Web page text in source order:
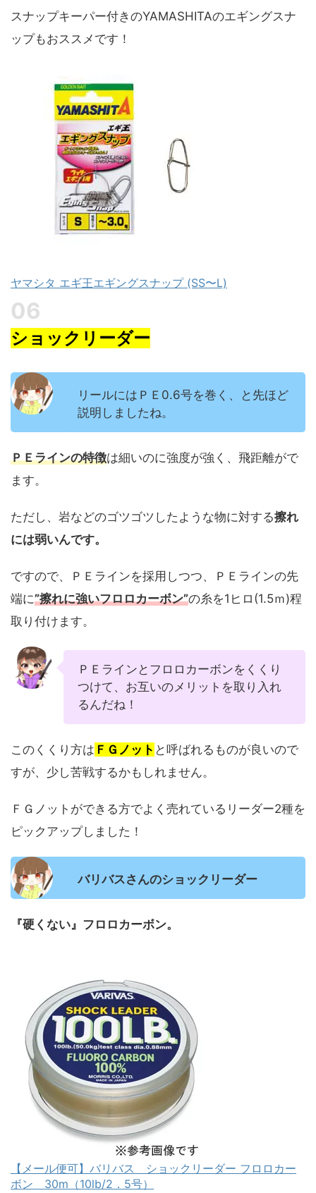
スナップキーパー付きのYAMASHITAのエギングスナ
ップもおススメです！
ヤマシタ エギ王エギングスナップ (SS〜L)
ショックリーダー
リールにはＰＥ0.6号を巻く、と先ほど
説明しましたね。
ＰＥラインの特徴は細いのに強度が強く、飛距離がで
ます。
ただし、岩などのゴツゴツしたような物に対する擦れ
には弱いんです。
ですので、ＰＥラインを採用しつつ、ＰＥラインの先
端に”擦れに強いフロロカーボン”の糸を1ヒロ(1.5ｍ)程
取り付けます。
ＰＥラインとフロロカーボンをくくり
つけて、お互いのメリットを取り入れ
るんだね！
このくくり方は ＦＧノット と呼ばれるものが良いので
すが、少し苦戦するかもしれません。
ＦＧノットができる方でよく売れているリーダー2種を
ピックアップしました！
バリバスさんのショックリーダー
『硬くない』フロロカーボン。
【メール便可】バリバス ショックリーダー フロロカー
ボン 30m（10lb/2．5号）